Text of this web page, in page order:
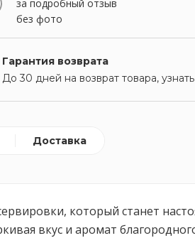
за подробный отзыв
без фото
Гарантия возврата
До 30 дней на возврат товара, узнать
Доставка
который станет
вкус и аромат